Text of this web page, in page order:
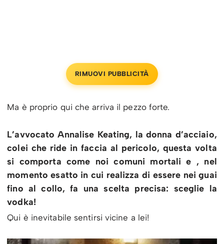
RIMUOVI PUBBLICITÀ
Ma è proprio qui che arriva il pezzo forte.
L’avvocato Annalise Keating, la donna d’acciaio,
colei che ride in faccia al pericolo, questa volta
si comporta come noi comuni mortali e , nel
momento esatto in cui realizza di essere nei guai
fino al collo, fa una scelta precisa: sceglie la
vodka!
Qui è inevitabile sentirsi vicine a lei!